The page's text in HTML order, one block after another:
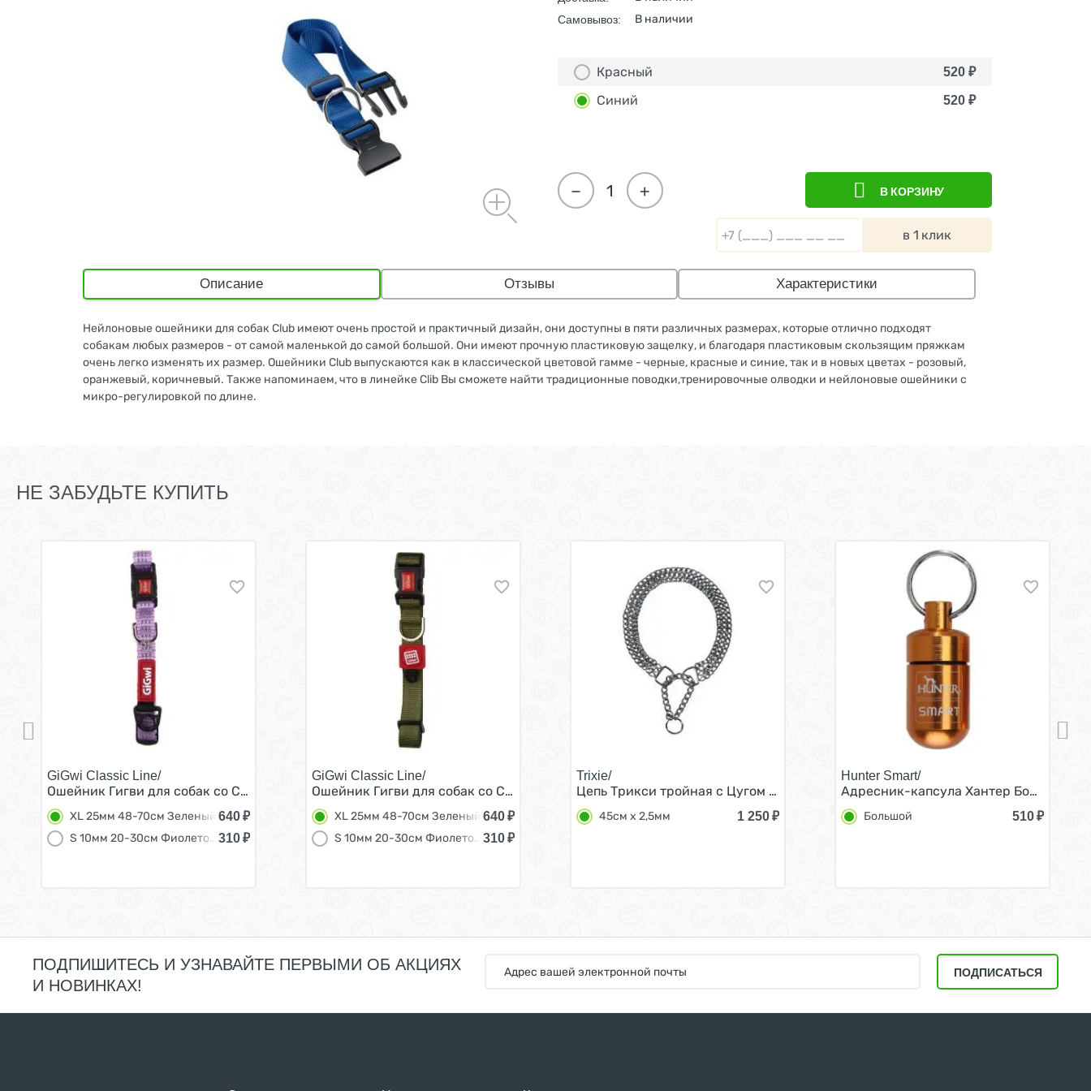
Самовывоз: В наличии
Красный 520 ₽
Синий 520 ₽
+
− В КОРЗИНУ
в 1 клик
Описание Отзывы Характеристики
Нейлоновые ошейники для собак Club имеют очень простой и практичный дизайн, они доступны в пяти различных размерах, которые отлично подходят
собакам любых размеров - от самой маленькой до самой большой. Они имеют прочную пластиковую защелку, и благодаря пластиковым скользящим пряжкам
очень легко изменять их размер. Ошейники Club выпускаются как в классической цветовой гамме - черные, красные и синие, так и в новых цветах - розовый,
оранжевый, коричневый. Также напоминаем, что в линейке Clib Вы сможете найти традиционные поводки,тренировочные олводки и нейлоновые ошейники с
микро-регулировкой по длине.
НЕ ЗАБУДЬТЕ КУПИТЬ
GiGwi Classic Line/
Ошейник Гигви для собак со Светоотражающими полосками XL 25мм 48-70см Зеленый
XL 25мм 48-70см Зеленый 640₽
S 10мм 20-30см Фиолетовый 310₽
GiGwi Classic Line/
Ошейник Гигви для собак со Светоотражающими полосками XL 25мм 48-70см Зеленый
XL 25мм 48-70см Зеленый 640₽
S 10мм 20-30см Фиолетовый 310₽
Trixie/
Цепь Трикси тройная с Цугом Хромированное покрытие 45см х 2,5мм
45см х 2,5мм 1 250₽
Hunter Smart/
Адресник-капсула Хантер Большой
Большой 510₽
ПОДПИШИТЕСЬ И УЗНАВАЙТЕ ПЕРВЫМИ ОБ АКЦИЯХ
И НОВИНКАХ!
ПОДПИСАТЬСЯ